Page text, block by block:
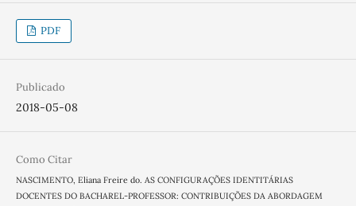
PDF
Publicado
2018-05-08
Como Citar
NASCIMENTO, Eliana Freire do. AS CONFIGURAÇÕES IDENTITÁRIAS
DOCENTES DO BACHAREL-PROFESSOR: CONTRIBUIÇÕES DA ABORDAGEM